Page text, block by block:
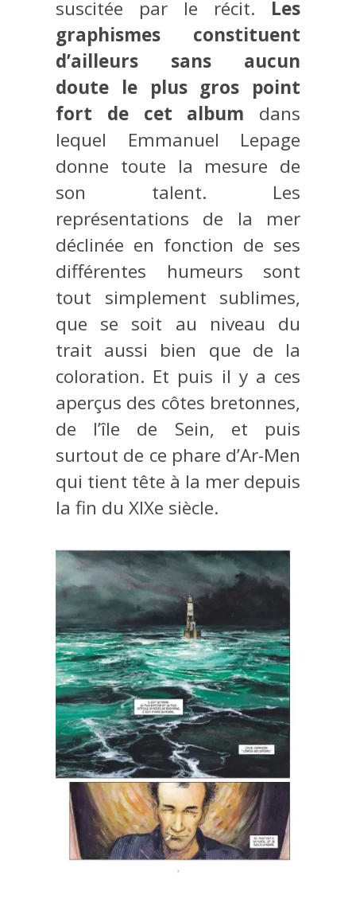
suscitée par le récit. Les
graphismes constituent
d’ailleurs sans aucun
doute le plus gros point
fort de cet album dans
lequel Emmanuel Lepage
donne toute la mesure de
son talent. Les
représentations de la mer
déclinée en fonction de ses
différentes humeurs sont
tout simplement sublimes,
que se soit au niveau du
trait aussi bien que de la
coloration. Et puis il y a ces
aperçus des côtes bretonnes,
de l’île de Sein, et puis
surtout de ce phare d’Ar-Men
qui tient tête à la mer depuis
la fin du XIXe siècle.